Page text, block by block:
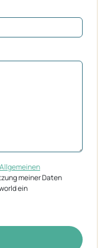
Allgemeinen
meiner Daten
ein